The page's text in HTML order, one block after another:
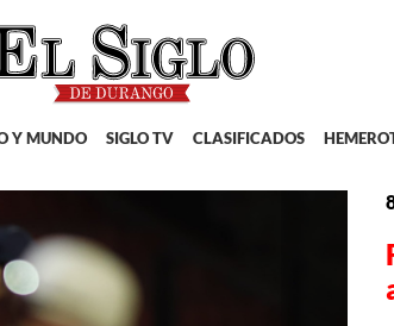
Y MUNDO SIGLO TV CLASIFICADOS